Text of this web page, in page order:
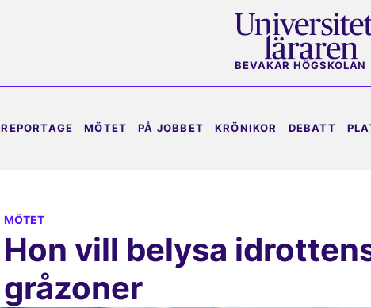
BEVAKAR HÖGSKOLAN
REPORTAGE MÖTET PÅ JOBBET KRÖNIKOR DEBATT
MÖTET
Hon vill belysa
gråzoner